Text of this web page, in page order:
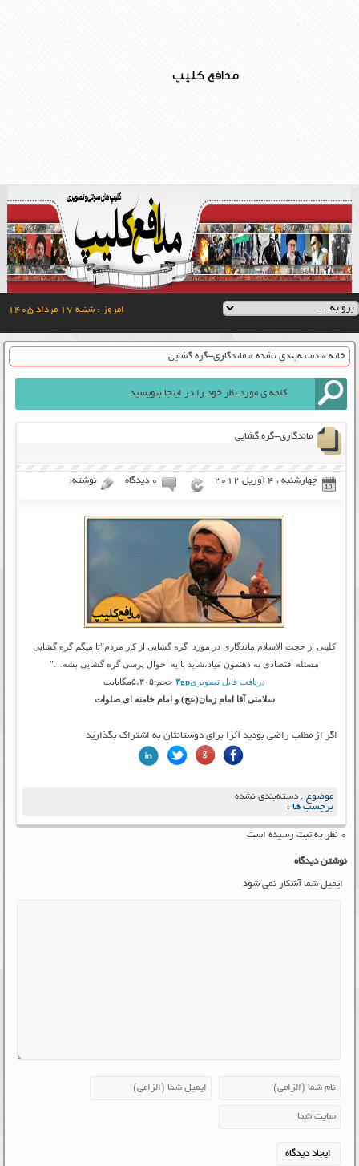
مدافع کلیپ
امروز : شنبه ۱۷ مرداد ۱۴۰۵
خانه» دسته‌بندی نشده» ماندگاری-گره گشایی
ماندگاری-گره گشایی
چهارشنبه ، 4 آوریل 2012 ۰ دیدگاه نوشته:
کلیپی از حجت الاسلام ماندگاری در مورد گره گشایی از کار مردم”تا میگم گره گشایی
مسئله اقتصادی به ذهنمون میاد،شاید با یه احوال پرسی گره گشایی بشه…”
دریافت فایل تصویری۳gpحجم:۵،۳۰۵مگابایت
سلامتی آقا امام زمان(عج) و امام خامنه ای صلوات
اگر از مطلب راضی بودید آنرا برای دوستانتان به اشتراک بگذارید
موضوع :دسته‌بندی نشده
برچسب ها :
۰ نظر به ثبت رسیده است
نوشتن دیدگاه
ایمیل شما آشکار نمی شود